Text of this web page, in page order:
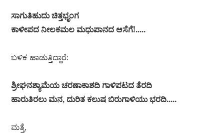
ಸಾಗುತಿಹುದು ಚಿತ್ತಭೃಂಗ
ಕಾಳೀಪದ ನೀಲಕಮಲ ಮಧುಪಾನದ ಆಸೆಗೆ!…..
ಬಳಿಕ ಹಾಡುತ್ತಿದ್ದಾರೆ:
ಶ್ರೀಘನಶ್ಯಾಮೆಯ ಚರಣಾಕಾಶದಿ ಗಾಳಿಪಟದ ತೆರದಿ
ಹಾರುತಿರಲು ಮನ, ದುರಿತ ಕಲುಷ ಬಿರುಗಾಳಿಯು ಭರದಿ…..
ಮತ್ತೆ,